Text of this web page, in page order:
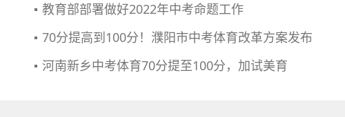
教育部部署做好2022年中考命题工作
70分提高到100分！濮阳市中考体育改革方案发布
河南新乡中考体育70分提至100分，加试美育